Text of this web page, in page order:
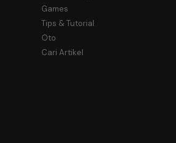
Games
Tips & Tutorial
Oto
Cari Artikel